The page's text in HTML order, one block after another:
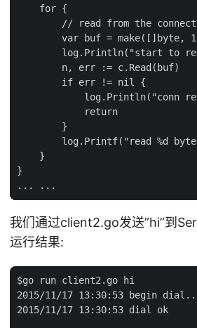
    for {
// read from the
var buf = make([]byte,
log.Println("start to
        n, err := c.Read(buf)
        if err != nil {
log.Println("conn
            return
        }
log.Printf("read %d
    }
}
我们通过client2.go发送”hi”到
运行结果:
$go run client2.go hi
2015/11/17 13:30:53 begin
2015/11/17 13:30:53 dial ok